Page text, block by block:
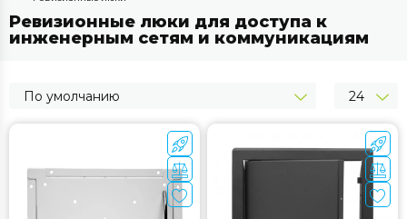
Ревизионные люки для доступа к
инженерным сетям и коммуникациям
По умолчанию 24